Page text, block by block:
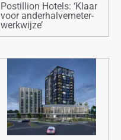
Postillion Hotels: ‘Klaar
voor anderhalvemeter-
werkwijze’